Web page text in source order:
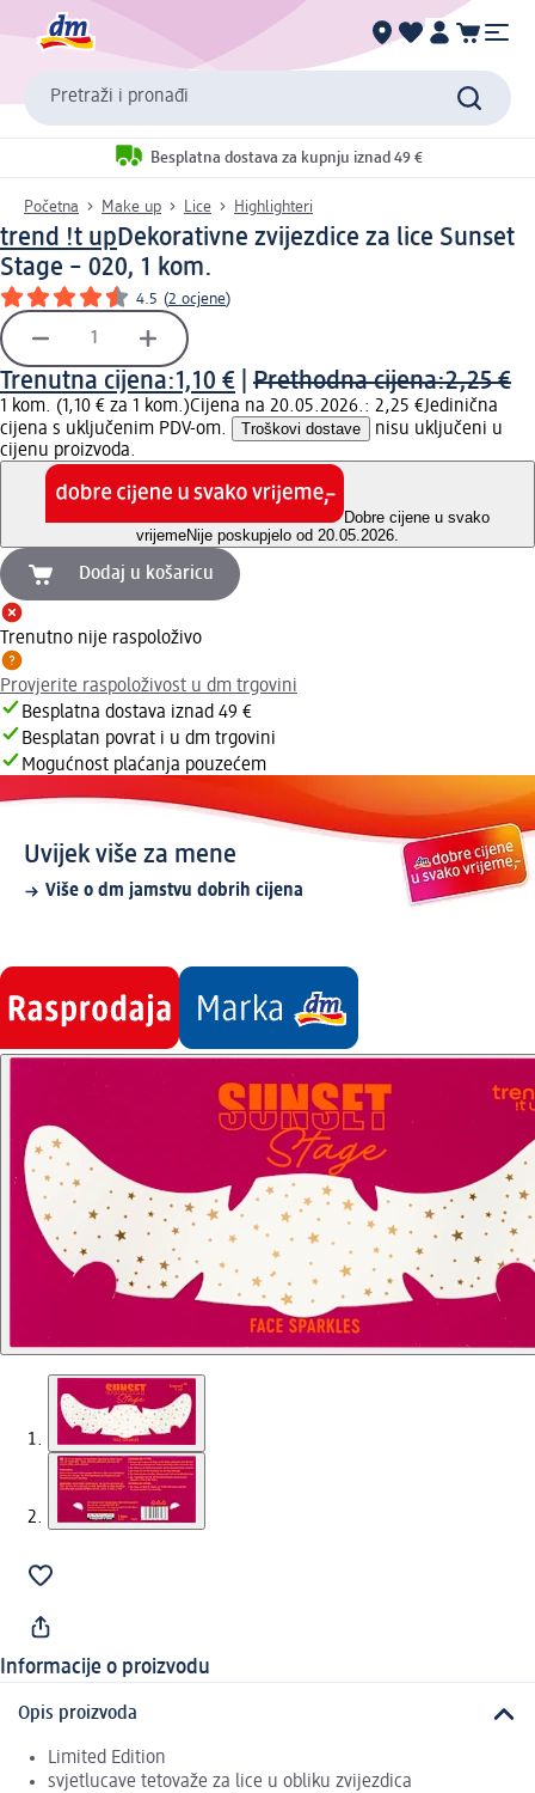
Pretraži i pronađi
Besplatna dostava za kupnju iznad 49 €
Početna Make up Lice Highlighteri
trend !t upDekorativne zvijezdice za lice Sunset
Stage – 020, 1 kom.
4.5 (2 ocjene)
Trenutna cijena:1,10 € Prethodna cijena:2,25 €
1 kom. (1,10 € za 1 kom.)Cijena na 20.05.2026.: 2,25 €Jedinična
cijena s uključenim PDV-om.
Troškovi dostave
nisu uključeni u
cijenu proizvoda.
Dobre cijene u svako
vrijemeNije poskupjelo od 20.05.2026.
Dodaj u košaricu
Trenutno nije raspoloživo
Provjerite raspoloživost u dm trgovini
Besplatna dostava iznad 49 €
Besplatan povrat i u dm trgovini
Mogućnost plaćanja pouzećem
Uvijek više za mene
Više o dm jamstvu dobrih cijena
Informacije o proizvodu
Opis proizvoda
Limited Edition
svjetlucave tetovaže za lice u obliku zvijezdica